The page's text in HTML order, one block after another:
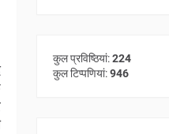
कुल प्रविष्ठियां:224
कुल टिप्पणियां:946